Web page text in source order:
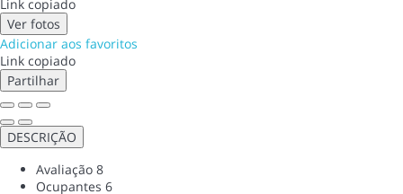
Link copiado
Ver fotos
Adicionar aos favoritos
Link copiado
Partilhar
DESCRIÇÃO
Avaliação 8
Ocupantes 6